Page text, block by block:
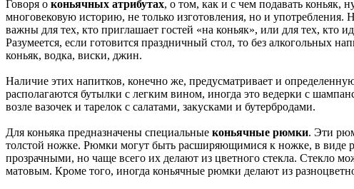
Говоря о коньячных атрибутах, о том, как и с чем подавать коньяк,
многовековую историю, не только изготовления, но и употребления.
важны для тех, кто приглашает гостей «на коньяк», или для тех, кто
Разумеется, если готовится праздничный стол, то без алкогольных
коньяк, водка, виски, джин.
Наличие этих напитков, конечно же, предусматривает и
располагаются бутылки с легким вином, иногда это ведерки с
возле вазочек и тарелок с салатами, закусками и бутербродами.
Для коньяка предназначены специальные коньячные рюмки. Эти
толстой ножке. Рюмки могут быть расширяющимися к ножке, в виде
прозрачными, но чаще всего их делают из цветного стекла. Стекло
матовым. Кроме того, иногда коньячные рюмки делают из